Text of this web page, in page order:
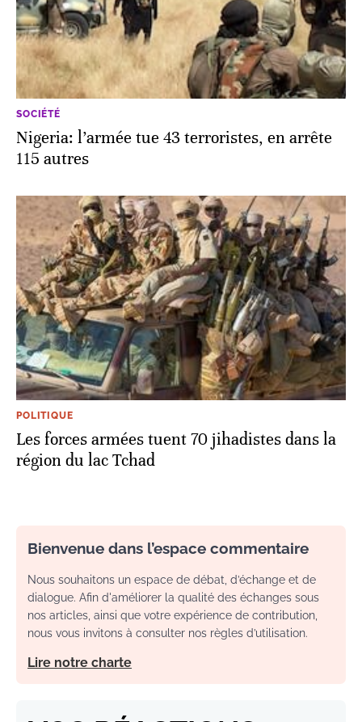
SOCIÉTÉ
Nigeria: l’armée tue 43 terroristes, en arrête
115 autres
POLITIQUE
Les forces armées tuent 70 jihadistes dans la
région du lac Tchad
Bienvenue dans l’espace commentaire
Nous souhaitons un espace de débat, d’échange et de
dialogue. Afin d'améliorer la qualité des échanges sous
nos articles, ainsi que votre expérience de contribution,
nous vous invitons à consulter nos règles d’utilisation.
Lire notre charte